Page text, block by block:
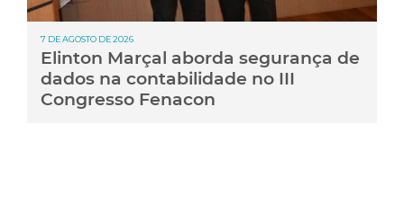
7 DE AGOSTO DE 2026
Elinton Marçal aborda segurança de
dados na contabilidade no III
Congresso Fenacon